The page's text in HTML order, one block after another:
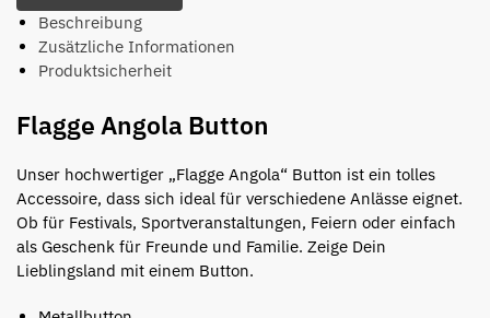
Beschreibung
Zusätzliche Informationen
Produktsicherheit
Flagge Angola Button
Unser hochwertiger „Flagge Angola“ Button ist ein tolles
Accessoire, dass sich ideal für verschiedene Anlässe eignet.
Ob für Festivals, Sportveranstaltungen, Feiern oder einfach
als Geschenk für Freunde und Familie. Zeige Dein
Lieblingsland mit einem Button.